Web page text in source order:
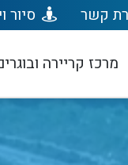
קשר סיור
מרכז קריירה